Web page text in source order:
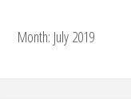
Month: July 2019